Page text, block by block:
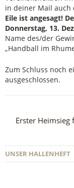
in deiner Mail auch
Eile ist angesagt!
Donnerstag, 13.
Name des/der
„Handball im
Zum Schluss noch
ausgeschlossen.
Erster Heimsieg
UNSER HALLENHEFT